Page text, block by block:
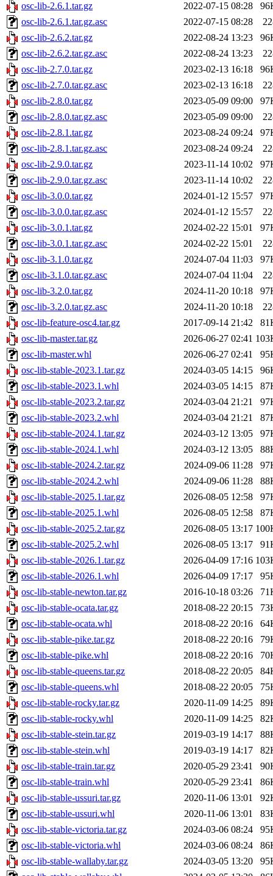
osc-lib-2.6.1.tar.gz
2022-07-15 08:28
osc-lib-2.6.1.tar.gz.asc
2022-07-15 08:28
osc-lib-2.6.2.tar.gz
2022-08-24 13:23
osc-lib-2.6.2.tar.gz.asc
2022-08-24 13:23
osc-lib-2.7.0.tar.gz
2023-02-13 16:18
osc-lib-2.7.0.tar.gz.asc
2023-02-13 16:18
osc-lib-2.8.0.tar.gz
2023-05-09 09:00
osc-lib-2.8.0.tar.gz.asc
2023-05-09 09:00
osc-lib-2.8.1.tar.gz
2023-08-24 09:24
osc-lib-2.8.1.tar.gz.asc
2023-08-24 09:24
osc-lib-2.9.0.tar.gz
2023-11-14 10:02
osc-lib-2.9.0.tar.gz.asc
2023-11-14 10:02
osc-lib-3.0.0.tar.gz
2024-01-12 15:57
osc-lib-3.0.0.tar.gz.asc
2024-01-12 15:57
osc-lib-3.0.1.tar.gz
2024-02-22 15:01
osc-lib-3.0.1.tar.gz.asc
2024-02-22 15:01
osc-lib-3.1.0.tar.gz
2024-07-04 11:03
osc-lib-3.1.0.tar.gz.asc
2024-07-04 11:04
osc-lib-3.2.0.tar.gz
2024-11-20 10:18
osc-lib-3.2.0.tar.gz.asc
2024-11-20 10:18
osc-lib-feature-osc4.tar.gz
2017-09-14 21:42
osc-lib-master.tar.gz
2026-06-27 02:41
osc-lib-master.whl
2026-06-27 02:41
osc-lib-stable-2023.1.tar.gz
2024-03-05 14:15
osc-lib-stable-2023.1.whl
2024-03-05 14:15
osc-lib-stable-2023.2.tar.gz
2024-03-04 21:21
osc-lib-stable-2023.2.whl
2024-03-04 21:21
osc-lib-stable-2024.1.tar.gz
2024-03-12 13:05
osc-lib-stable-2024.1.whl
2024-03-12 13:05
osc-lib-stable-2024.2.tar.gz
2024-09-06 11:28
osc-lib-stable-2024.2.whl
2024-09-06 11:28
osc-lib-stable-2025.1.tar.gz
2026-08-05 12:58
osc-lib-stable-2025.1.whl
2026-08-05 12:58
osc-lib-stable-2025.2.tar.gz
2026-08-05 13:17
osc-lib-stable-2025.2.whl
2026-08-05 13:17
osc-lib-stable-2026.1.tar.gz
2026-04-09 17:16
osc-lib-stable-2026.1.whl
2026-04-09 17:17
osc-lib-stable-newton.tar.gz
2016-10-18 03:26
osc-lib-stable-ocata.tar.gz
2018-08-22 20:15
osc-lib-stable-ocata.whl
2018-08-22 20:16
osc-lib-stable-pike.tar.gz
2018-08-22 20:16
osc-lib-stable-pike.whl
2018-08-22 20:16
osc-lib-stable-queens.tar.gz
2018-08-22 20:05
osc-lib-stable-queens.whl
2018-08-22 20:05
osc-lib-stable-rocky.tar.gz
2020-11-09 14:25
osc-lib-stable-rocky.whl
2020-11-09 14:25
osc-lib-stable-stein.tar.gz
2019-03-19 14:17
osc-lib-stable-stein.whl
2019-03-19 14:17
osc-lib-stable-train.tar.gz
2020-05-29 23:41
osc-lib-stable-train.whl
2020-05-29 23:41
osc-lib-stable-ussuri.tar.gz
2020-11-06 13:01
osc-lib-stable-ussuri.whl
2020-11-06 13:01
osc-lib-stable-victoria.tar.gz
2024-03-06 08:24
osc-lib-stable-victoria.whl
2024-03-06 08:24
osc-lib-stable-wallaby.tar.gz
2024-03-05 13:20